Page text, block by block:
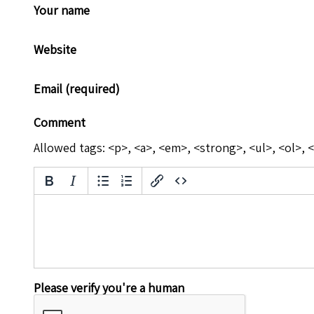
Your name
Website
Email (required)
Comment
Allowed tags: <p>, <a>, <em>, <strong>, <ul>, <ol>,
Please verify you're a human